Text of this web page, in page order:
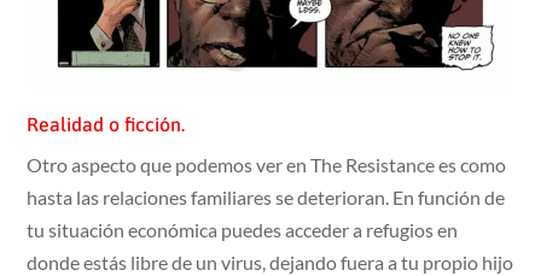
Realidad o ficción.
Otro aspecto que podemos ver en The Resistance es como
hasta las relaciones familiares se deterioran. En función de
tu situación económica puedes acceder a refugios en
donde estás libre de un virus, dejando fuera a tu propio hijo